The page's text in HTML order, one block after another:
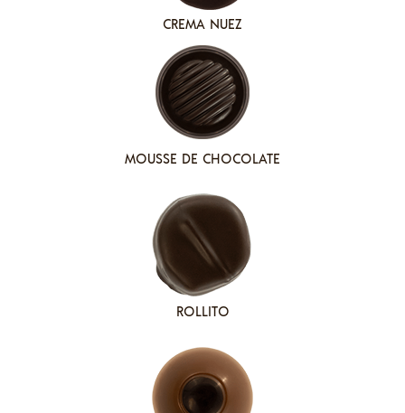
CREMA NUEZ
MOUSSE DE CHOCOLATE
ROLLITO